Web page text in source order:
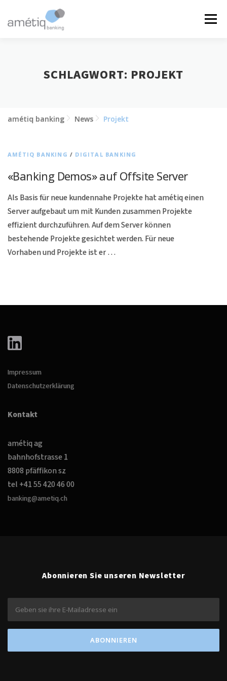
springen
Menü
SCHLAGWORT: PROJEKT
amétiq banking News Projekt
AMÉTIQ BANKING / DIGITAL BANKING
«Banking Demos» auf Offsite Server
Als Basis für neue kundennahe Projekte hat amétiq einen
Server aufgebaut um mit Kunden zusammen Projekte
effizient durchzuführen. Auf dem Server können
bestehende Projekte gesichtet werden. Für neue
Vorhaben und Projekte ist er …
Impressum
Datenschutzerklärung
Kontakt
amétiq ag
bahnhofstrasse 1
8808 pfäffikon sz
tel +41 55 420 46 00
banking@ametiq.ch
Abonnieren Sie unseren Newsletter